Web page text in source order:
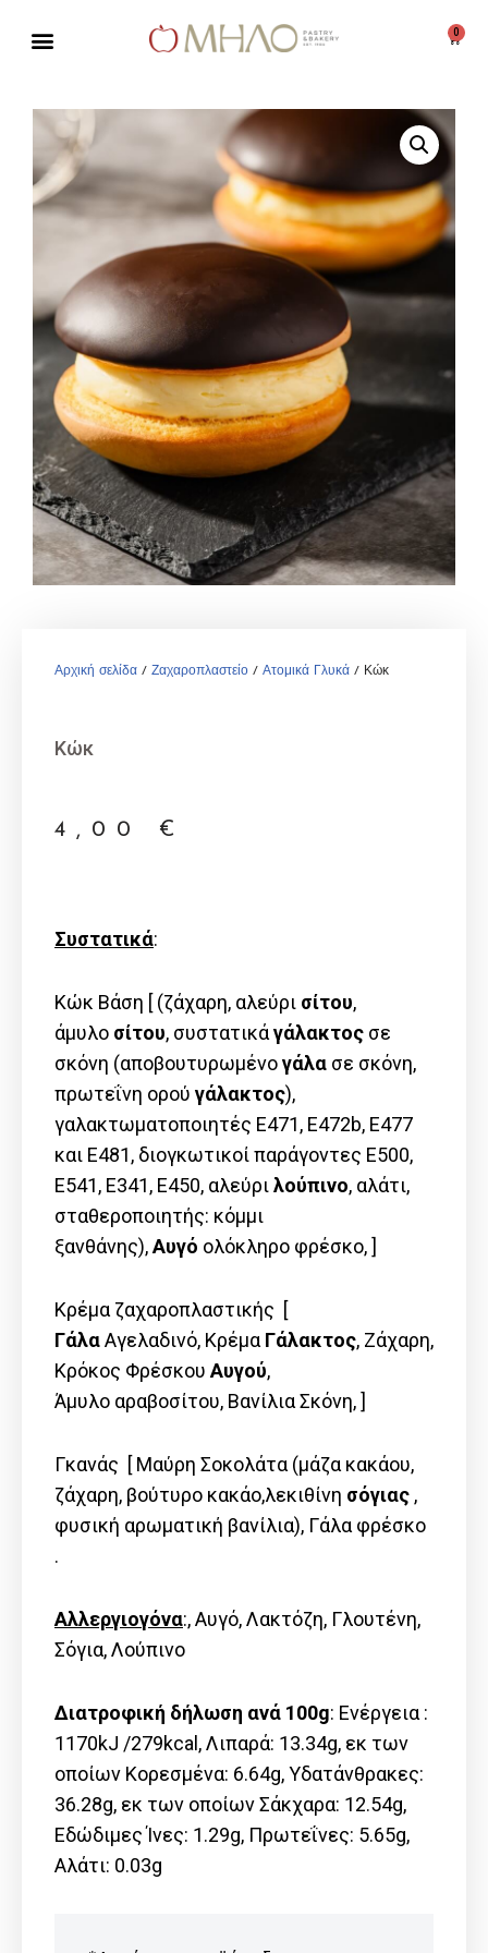
περιεχόμενο
0
Αρχική σελίδα / Ζαχαροπλαστείο / Ατομικά Γλυκά / Κώκ
Κώκ
4,00 €
Συστατικά:
Κώκ Βάση [ (ζάχαρη, αλεύρι σίτου,
άμυλο σίτου, συστατικάγάλακτος σε
σκόνη (αποβουτυρωμένογάλα σε σκόνη,
πρωτεΐνη ορού γάλακτος),
γαλακτωματοποιητές E471, E472b, E477
και E481, διογκωτικοί παράγοντες E500,
E541, E341, E450, αλεύριλούπινο, αλάτι,
σταθεροποιητής: κόμμι
ξανθάνης),Αυγό ολόκληρο φρέσκο, ]
Κρέμα ζαχαροπλαστικής [
ΓάλαΑγελαδινό, Kρέμα Γάλακτος, Ζάχαρη,
Κρόκος Φρέσκου Αυγού,
Άμυλο αραβοσίτου, Βανίλια Σκόνη, ]
Γκανάς [ Μαύρη Σοκολάτα (μάζα κακάου,
ζάχαρη, βούτυρο κακάο,λεκιθίνη σόγιας ,
φυσική αρωματική βανίλια), Γάλα φρέσκο
.
Αλλεργιογόνα:, Αυγό, Λακτόζη, Γλουτένη,
Σόγια, Λούπινο
Διατροφική δήλωση ανά 100g: Ενέργεια :
1170kJ /279kcal, Λιπαρά: 13.34g, εκ των
οποίων Kορεσμένα: 6.64g, Υδατάνθρακες:
36.28g, εκ των οποίων Σάκχαρα: 12.54g,
Εδώδιμες Ίνες: 1.29g, Πρωτεΐνες: 5.65g,
Αλάτι: 0.03g